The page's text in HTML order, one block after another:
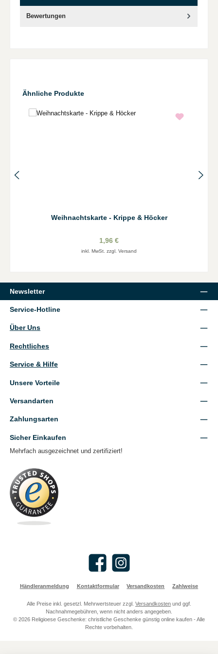
Bewertungen
Produktgalerie überspringen
Ähnliche Produkte
Weihnachtskarte - Krippe & Höcker
1,96 €
inkl. MwSt. zzgl. Versand
Newsletter
Service-Hotline
Über Uns
Rechtliches
Service & Hilfe
Unsere Vorteile
Versandarten
Zahlungsarten
Sicher Einkaufen
Mehrfach ausgezeichnet und zertifiziert!
Facebook Instagram
Händleranmeldung Kontaktformular Versandkosten Zahlweise
Alle Preise inkl. gesetzl. Mehrwertsteuer zzgl. Versandkosten und ggf.
Nachnahmegebühren, wenn nicht anders angegeben.
© 2026 Religioese Geschenke: christliche Geschenke günstig online kaufen - Alle
Rechte vorbehalten.